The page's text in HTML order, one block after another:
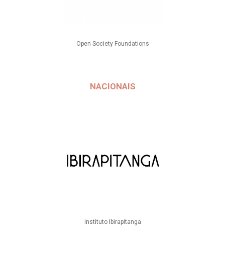
Open Society Foundations
NACIONAIS
Instituto Ibirapitanga